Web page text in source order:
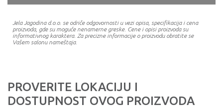
Jela Jagodina d.o.o. se odriče odgovornosti u vezi opisa, specifikacija i cena
proizvoda, gde su moguće nenamerne greske. Cene i opisi proizvoda su
informativnog karaktera. Za precizne informacije o proizvodu obratite se
Vašem salonu nameštaja.
PROVERITE LOKACIJU I
DOSTUPNOST OVOG PROIZVODA